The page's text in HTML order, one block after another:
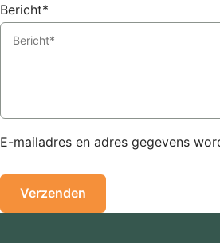
Bericht*
E-mailadres en adres gegevens